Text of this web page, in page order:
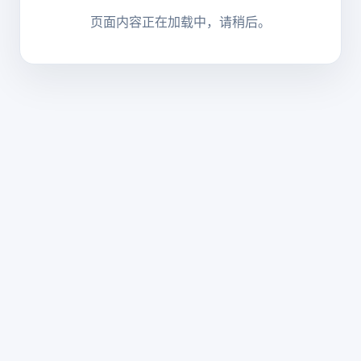
页面内容正在加载中，请稍后。